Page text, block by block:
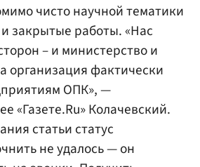
чисто научной тематики
закрытые работы. «Нас
– и министерство и
организация фактически
ОПК», —
«Газете.Ru» Колачевский.
статьи статус
не удалось — он